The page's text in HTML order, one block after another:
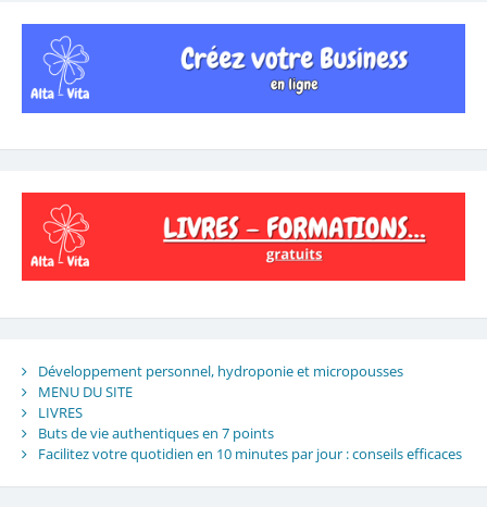
Développement personnel, hydroponie et micropousses
MENU DU SITE
LIVRES
Buts de vie authentiques en 7 points
Facilitez votre quotidien en 10 minutes par jour : conseils efficaces